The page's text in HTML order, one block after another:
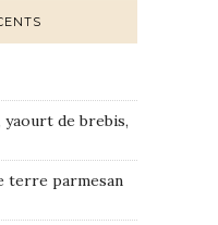
de brebis,
terre parmesan